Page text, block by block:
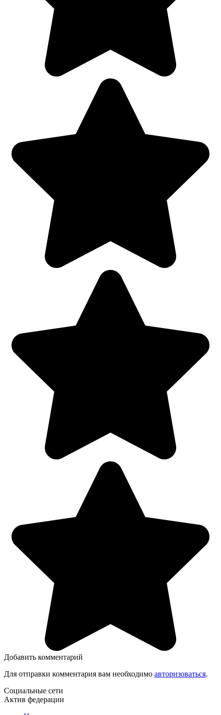
Добавить комментарий
Для отправки комментария вам необходимо авторизоваться.
Социальные сети
Актив федерации